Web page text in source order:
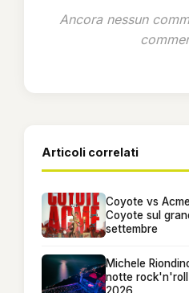
Ancora nessun
Articoli correlati
Coyote vs
Coyote sul
settembre
Michele
notte rock'n'roll
2026